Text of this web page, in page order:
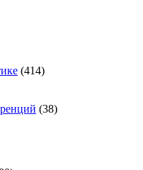
(414)
(38)